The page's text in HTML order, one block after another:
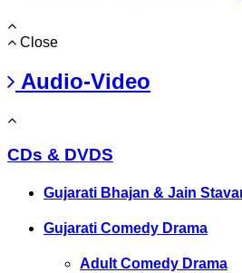
Close
Audio-Video
CDs & DVDS
Gujarati Bhajan & Jain
Gujarati Comedy Drama
Adult Comedy Drama